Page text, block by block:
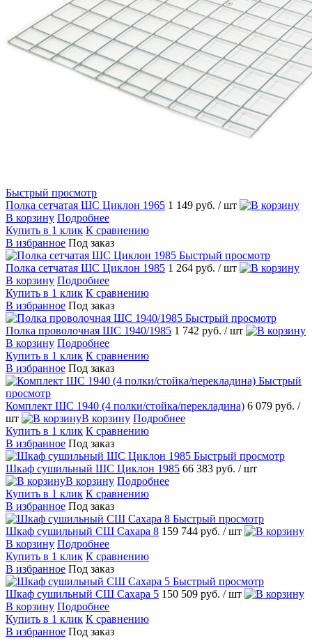
Быстрый просмотр
Полка сетчатая ШС Циклон 1965 1 149 руб. / шт
В корзину Подробнее
Купить в 1 клик К сравнению
В избранное Под заказ
Быстрый просмотр
Полка сетчатая ШС Циклон 1985 1 264 руб. / шт
В корзину Подробнее
Купить в 1 клик К сравнению
В избранное Под заказ
Быстрый просмотр
Полка проволочная ШС 1940/1985 1 742 руб. / шт
В корзину Подробнее
Купить в 1 клик К сравнению
В избранное Под заказ
Быстрый
просмотр
Комплект ШС 1940 (4 полки/стойка/перекладина) 6 079 руб. /
шт
В корзину Подробнее
Купить в 1 клик К сравнению
В избранное Под заказ
Быстрый просмотр
Шкаф сушильный ШС Циклон 1985 66 383 руб. / шт
В корзину Подробнее
Купить в 1 клик К сравнению
В избранное Под заказ
Быстрый просмотр
Шкаф сушильный СШ Сахара 8 159 744 руб. / шт
В корзину Подробнее
Купить в 1 клик К сравнению
В избранное Под заказ
Быстрый просмотр
Шкаф сушильный СШ Сахара 5 150 509 руб. / шт
В корзину Подробнее
Купить в 1 клик К сравнению
В избранное Под заказ